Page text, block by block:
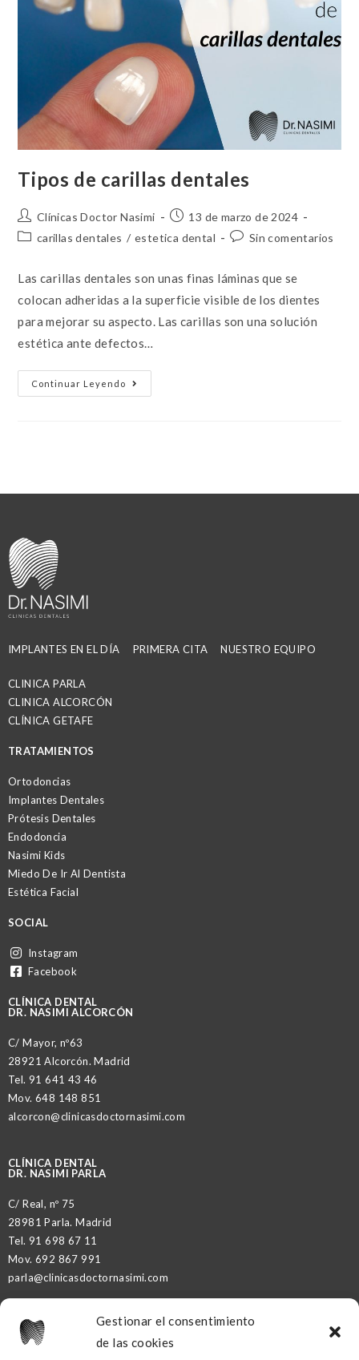
Gestionar el consentimiento
de las cookies
Tipos de carillas dentales
Clínicas Doctor Nasimi
13 de marzo de 2024
carillas dentales / estetica dental Sin comentarios
Las carillas dentales son unas finas láminas que se
colocan adheridas a la superficie visible de los dientes
para mejorar su aspecto. Las carillas son una solución
estética ante defectos…
Continuar Leyendo
IMPLANTES EN EL DÍA PRIMERA CITA NUESTRO EQUIPO
CLINICA PARLA
CLINICA ALCORCÓN
CLÍNICA GETAFE
TRATAMIENTOS
Ortodoncias
Implantes Dentales
Prótesis Dentales
Endodoncia
Nasimi Kids
Miedo De Ir Al Dentista
Estética Facial
SOCIAL
Instagram
Facebook
CLÍNICA DENTAL
DR. NASIMI ALCORCÓN
C/ Mayor, nº63
28921 Alcorcón. Madrid
Tel. 91 641 43 46
Mov. 648 148 851
alcorcon@clinicasdoctornasimi.com
CLÍNICA DENTAL
DR. NASIMI PARLA
C/ Real, nº 75
28981 Parla. Madrid
Tel. 91 698 67 11
Mov. 692 867 991
parla@clinicasdoctornasimi.com
DR. NASIMI PARTNER